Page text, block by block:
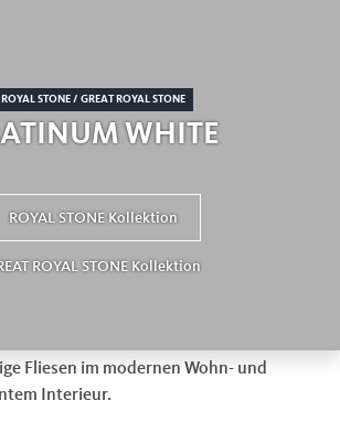
ROYAL STONE / GREAT ROYAL STONE
WHITE
ROYAL STONE Kollektion
ROYAL STONE Kollektion